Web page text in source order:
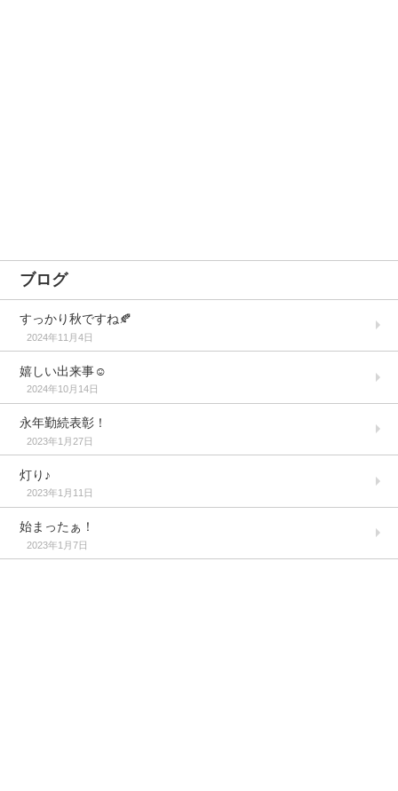
ブログ
すっかり秋ですね🍂
2024年11月4日
嬉しい出来事☺️
2024年10月14日
永年勤続表彰！
2023年1月27日
灯り♪
2023年1月11日
始まったぁ！
2023年1月7日